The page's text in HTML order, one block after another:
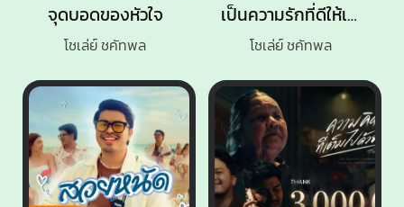
เป็นความรักที่ดีให้เธอไม่ได้เลย
โชเล่ย์ ชคัทพล
จุดบอดของหัวใจ
โชเล่ย์ ชคัทพล